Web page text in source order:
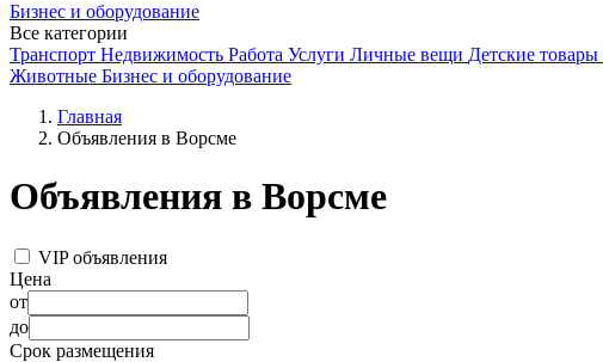
Бизнес и оборудование
Все категории
Транспорт Недвижимость Работа Услуги Личные вещи Детские товары
Животные Бизнес и оборудование
Главная
Объявления в Ворсме
Объявления в Ворсме
VIP объявления
Цена
от
до
Срок размещения